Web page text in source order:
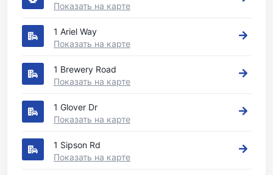
Показать на карте
1 Ariel Way
Показать на карте
1 Brewery Road
Показать на карте
1 Glover Dr
Показать на карте
1 Sipson Rd
Показать на карте